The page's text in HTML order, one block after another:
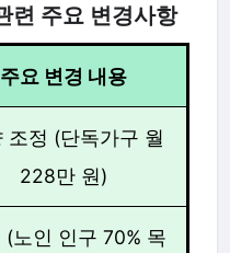
주요 변경사항
주요 변경 내용
조정 (단독가구 월
228만 원)
(노인 인구 70% 목